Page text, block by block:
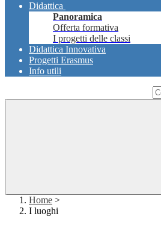
Didattica
Panoramica
Offerta formativa
I progetti delle classi
Didattica Innovativa
Progetti Erasmus
Info utili
Home >
I luoghi